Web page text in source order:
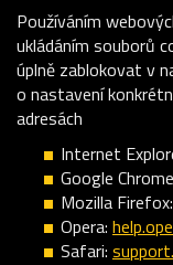
Používáním
ukládáním souborů
úplně zablokovat v
o nastavení
adresách
Internet
Google
Mozilla Firefox:
Opera:
Safari: